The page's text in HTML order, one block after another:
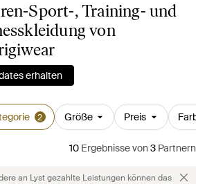
Sport-, Training- und
von
erhalten
2 Größe Preis Farbe
10 Ergebnissevon3 Partnern
an Lyst gezahlte Leistungen können das